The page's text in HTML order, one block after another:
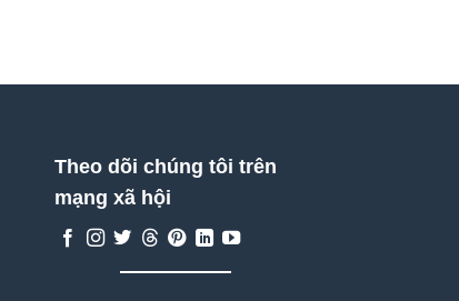
Theo dõi chúng tôi trên
mạng xã hội